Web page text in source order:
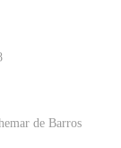
de Barros